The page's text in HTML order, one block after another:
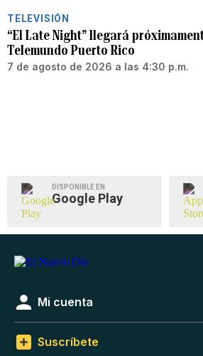
TELEVISIÓN
“El Late Night” llegará
Telemundo Puerto Rico
7 de agosto de 2026 a las 4:30 p.m.
DISPONIBLE EN
Google Play
Mi cuenta
Suscríbete